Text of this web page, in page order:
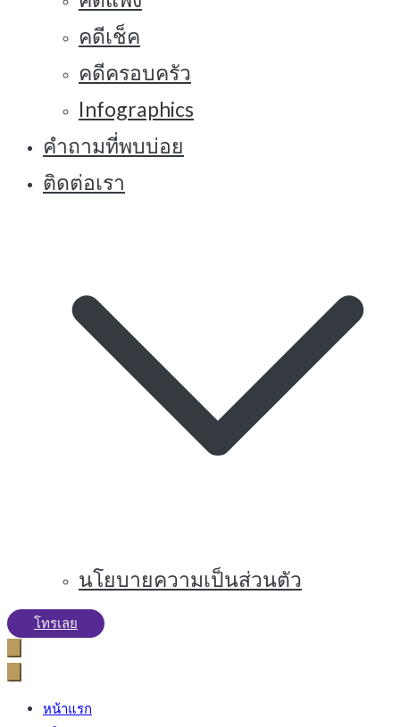
คดีเช็ค
คดีครอบครัว
Infographics
คำถามที่พบบ่อย
ติดต่อเรา
นโยบายความเป็นส่วนตัว
โทรเลย
หน้าแรก